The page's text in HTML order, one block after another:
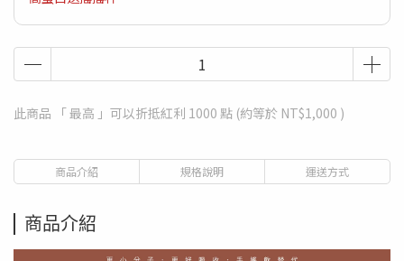
此商品 「 最高 」可以折抵紅利 1000 點 (約等於 NT$1,000 )
商品介紹 規格說明 運送方式
商品介紹